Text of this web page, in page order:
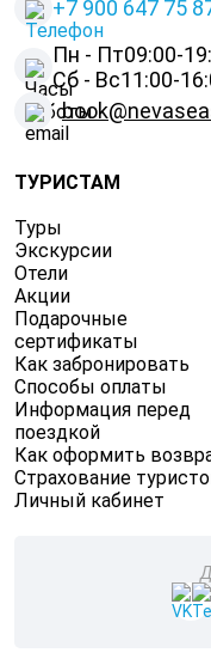
+7 900 647 75
Пн - Пт09:00-
Сб - Вс11:00-
ТУРИСТАМ
Туры
Экскурсии
Отели
Акции
Подарочные
сертификаты
Как забронировать
Способы оплаты
Информация перед
поездкой
Как оформить
Страхование
Личный кабинет